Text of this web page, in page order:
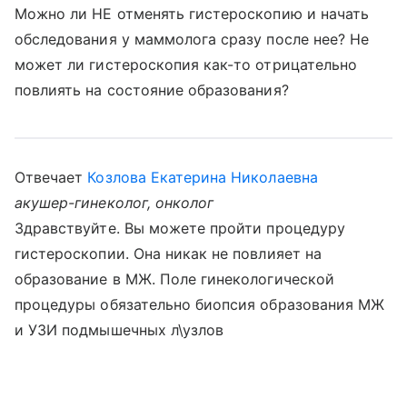
Можно ли НЕ отменять гистероскопию и начать
обследования у маммолога сразу после нее? Не
может ли гистероскопия как-то отрицательно
повлиять на состояние образования?
Отвечает Козлова Екатерина Николаевна
акушер-гинеколог, онколог
Здравствуйте. Вы можете пройти процедуру
гистероскопии. Она никак не повлияет на
образование в МЖ. Поле гинекологической
процедуры обязательно биопсия образования МЖ
и УЗИ подмышечных л\узлов